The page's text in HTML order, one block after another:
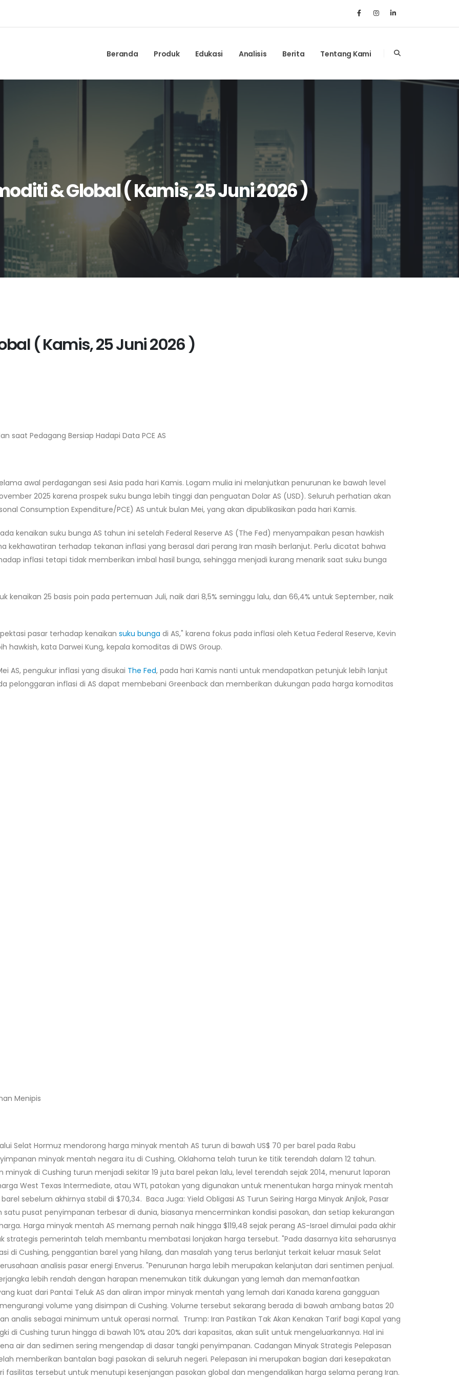
Beranda Produk Edukasi Analisis Berita Tentang Kami
& Global ( Kamis, 25 Juni 2026 )
( Kamis, 25 Juni 2026 )
saat Pedagang Bersiap Hadapi Data PCE AS
awal perdagangan sesi Asia pada hari Kamis. Logam mulia ini melanjutkan penurunan ke bawah level
2025 karena prospek suku bunga lebih tinggi dan penguatan Dolar AS (USD). Seluruh perhatian akan
Consumption Expenditure/PCE) AS untuk bulan Mei, yang akan dipublikasikan pada hari Kamis.
kenaikan suku bunga AS tahun ini setelah Federal Reserve AS (The Fed) menyampaikan pesan hawkish
kekhawatiran terhadap tekanan inflasi yang berasal dari perang Iran masih berlanjut. Perlu dicatat bahwa
inflasi tetapi tidak memberikan imbal hasil bunga, sehingga menjadi kurang menarik saat suku bunga
kenaikan 25 basis poin pada pertemuan Juli, naik dari 8,5% seminggu lalu, dan 66,4% untuk September, naik
pasar terhadap kenaikan suku bunga di AS," karena fokus pada inflasi oleh Ketua Federal Reserve, Kevin
kata Darwei Kung, kepala komoditas di DWS Group.
AS, pengukur inflasi yang disukai The Fed, pada hari Kamis nanti untuk mendapatkan petunjuk lebih lanjut
pelonggaran inflasi di AS dapat membebani Greenback dan memberikan dukungan pada harga komoditas
Menipis
Selat Hormuz mendorong harga minyak mentah AS turun di bawah US$ 70 per barel pada Rabu
minyak mentah negara itu di Cushing, Oklahoma telah turun ke titik terendah dalam 12 tahun.
di Cushing turun menjadi sekitar 19 juta barel pekan lalu, level terendah sejak 2014, menurut laporan
West Texas Intermediate, atau WTI, patokan yang digunakan untuk menentukan harga minyak mentah
sebelum akhirnya stabil di $70,34. Baca Juga: Yield Obligasi AS Turun Seiring Harga Minyak Anjlok, Pasar
satu pusat penyimpanan terbesar di dunia, biasanya mencerminkan kondisi pasokan, dan setiap kekurangan
Harga minyak mentah AS memang pernah naik hingga $119,48 sejak perang AS-Israel dimulai pada akhir
strategis pemerintah telah membantu membatasi lonjakan harga tersebut. "Pada dasarnya kita seharusnya
di Cushing, penggantian barel yang hilang, dan masalah yang terus berlanjut terkait keluar masuk Selat
analisis pasar energi Enverus. "Penurunan harga lebih merupakan kelanjutan dari sentimen penjual.
lebih rendah dengan harapan menemukan titik dukungan yang lemah dan memanfaatkan
kuat dari Pantai Teluk AS dan aliran impor minyak mentah yang lemah dari Kanada karena gangguan
volume yang disimpan di Cushing. Volume tersebut sekarang berada di bawah ambang batas 20
analis sebagai minimum untuk operasi normal. Trump: Iran Pastikan Tak Akan Kenakan Tarif bagi Kapal yang
di Cushing turun hingga di bawah 10% atau 20% dari kapasitas, akan sulit untuk mengeluarkannya. Hal ini
air dan sedimen sering mengendap di dasar tangki penyimpanan. Cadangan Minyak Strategis Pelepasan
memberikan bantalan bagi pasokan di seluruh negeri. Pelepasan ini merupakan bagian dari kesepakatan
fasilitas tersebut untuk menutupi kesenjangan pasokan global dan mengendalikan harga selama perang Iran.